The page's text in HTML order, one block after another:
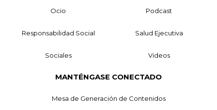
Ocio Podcast
Responsabilidad Social Salud Ejecutiva
Sociales Videos
MANTÉNGASE CONECTADO
Mesa de Generación de Contenidos